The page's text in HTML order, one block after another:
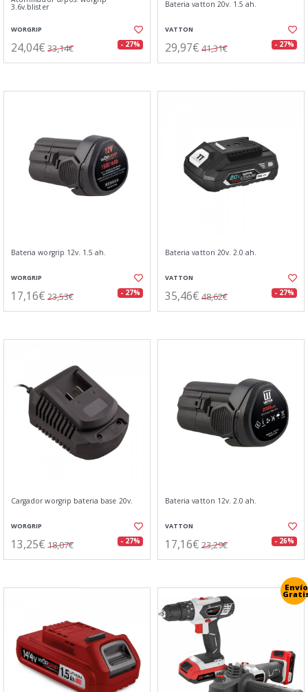
3.6v.blister
WORGRIP
24,04€ 33,14€ - 27%
Bateria vatton 20v. 1.5 ah.
VATTON
29,97€ 41,31€ - 27%
Bateria worgrip 12v. 1.5 ah.
WORGRIP
17,16€ 23,53€ - 27%
Bateria vatton 20v. 2.0 ah.
VATTON
35,46€ 48,62€ - 27%
Cargador worgrip bateria base 20v.
WORGRIP
13,25€ 18,07€ - 27%
Bateria vatton 12v. 2.0 ah.
VATTON
17,16€ 23,29€ - 26%
Envío